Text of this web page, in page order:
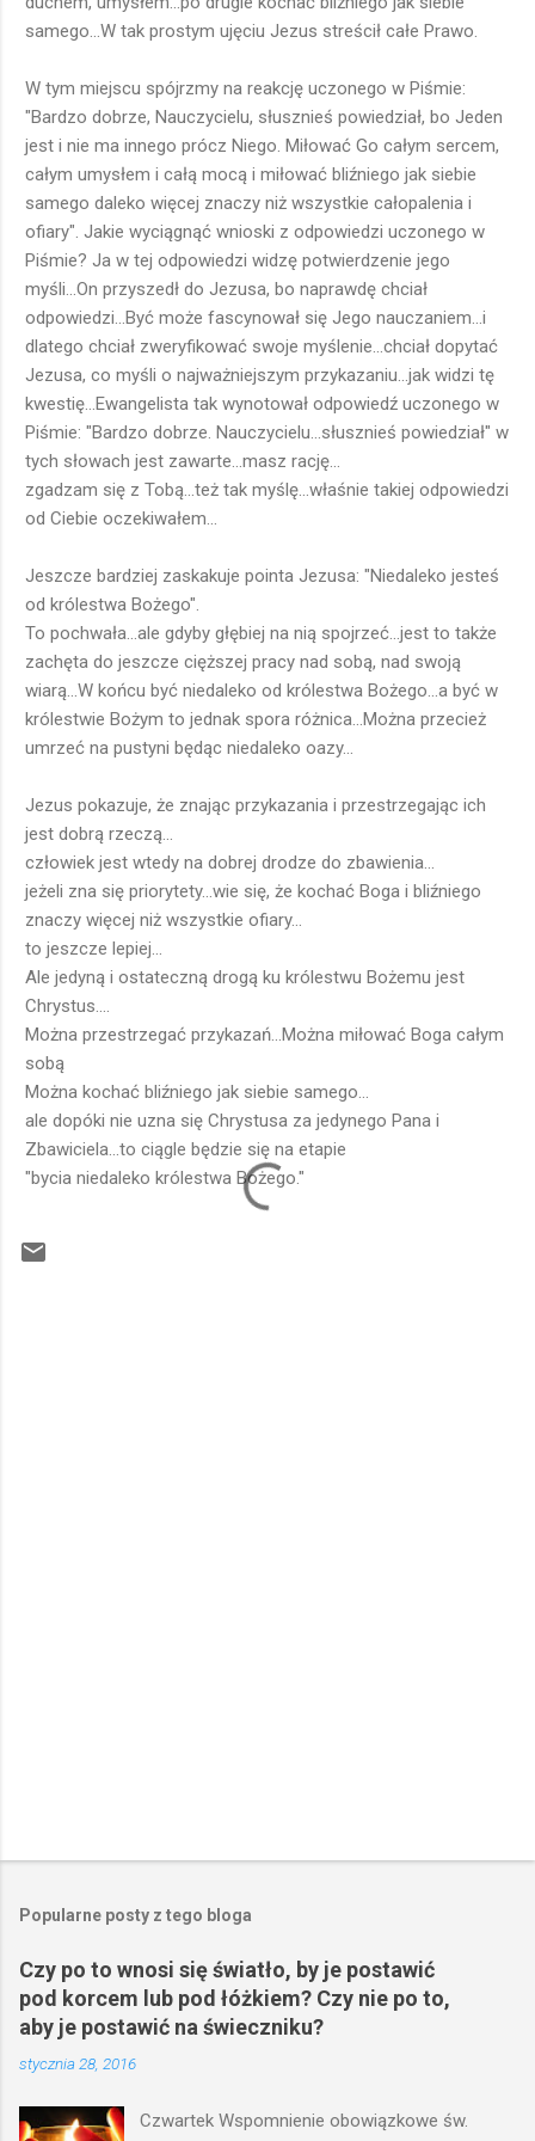
samego...W tak prostym ujęciu Jezus streścił całe Prawo.
W tym miejscu spójrzmy na reakcję uczonego w Piśmie:
"Bardzo dobrze, Nauczycielu, słusznieś powiedział, bo Jeden
jest i nie ma innego prócz Niego. Miłować Go całym sercem,
całym umysłem i całą mocą i miłować bliźniego jak siebie
samego daleko więcej znaczy niż wszystkie całopalenia i
ofiary". Jakie wyciągnąć wnioski z odpowiedzi uczonego w
Piśmie? Ja w tej odpowiedzi widzę potwierdzenie jego
myśli...On przyszedł do Jezusa, bo naprawdę chciał
odpowiedzi...Być może fascynował się Jego nauczaniem...i
dlatego chciał zweryfikować swoje myślenie...chciał dopytać
Jezusa, co myśli o najważniejszym przykazaniu...jak widzi tę
kwestię...Ewangelista tak wynotował odpowiedź uczonego w
Piśmie: "Bardzo dobrze. Nauczycielu...słusznieś powiedział" w
tych słowach jest zawarte...masz rację...
zgadzam się z Tobą...też tak myślę...właśnie takiej odpowiedzi
od Ciebie oczekiwałem...
Jeszcze bardziej zaskakuje pointa Jezusa: "Niedaleko jesteś
od królestwa Bożego".
To pochwała...ale gdyby głębiej na nią spojrzeć...jest to także
zachęta do jeszcze cięższej pracy nad sobą, nad swoją
wiarą...W końcu być niedaleko od królestwa Bożego...a być w
królestwie Bożym to jednak spora różnica...Można przecież
umrzeć na pustyni będąc niedaleko oazy...
Jezus pokazuje, że znając przykazania i przestrzegając ich
jest dobrą rzeczą...
człowiek jest wtedy na dobrej drodze do zbawienia...
jeżeli zna się priorytety...wie się, że kochać Boga i bliźniego
znaczy więcej niż wszystkie ofiary...
to jeszcze lepiej...
Ale jedyną i ostateczną drogą ku królestwu Bożemu jest
Chrystus....
Można przestrzegać przykazań...Można miłować Boga całym
sobą
Można kochać bliźniego jak siebie samego...
ale dopóki nie uzna się Chrystusa za jedynego Pana i
Zbawiciela...to ciągle będzie się na etapie
"bycia niedaleko królestwa Bożego."
Popularne posty z tego bloga
Czy po to wnosi się światło, by je postawić
pod korcem lub pod łóżkiem? Czy nie po to,
aby je postawić na świeczniku?
stycznia 28, 2016
Czwartek Wspomnienie obowiązkowe św.